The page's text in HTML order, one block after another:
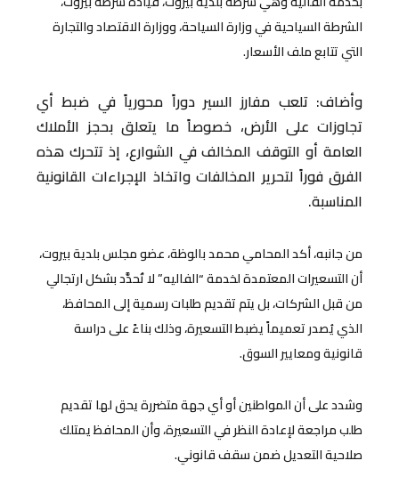
الشرطة السياحية في وزارة السياحة، ووزارة الاقتصاد والتجارة
التي تتابع ملف الأسعار.
وأضاف: تلعب مفارز السير دوراً محورياً في ضبط أي
تجاوزات على الأرض، خصوصاً ما يتعلق بحجز الأملاك
العامة أو التوقف المخالف في الشوارع، إذ تتحرك هذه
الفرق فوراً لتحرير المخالفات واتخاذ الإجراءات القانونية
المناسبة.
من جانبه، أكد المحامي محمد بالوظة، عضو مجلس بلدية بيروت،
أن التسعيرات المعتمدة لخدمة “الفاليه” لا تُحدَّد بشكل ارتجالي
من قبل الشركات، بل يتم تقديم طلبات رسمية إلى المحافظ،
الذي يُصدر تعميماً يضبط التسعيرة، وذلك بناءً على دراسة
قانونية ومعايير السوق.
وشدد على أن المواطنين أو أي جهة متضررة يحق لها تقديم
طلب مراجعة لإعادة النظر في التسعيرة، وأن المحافظ يمتلك
صلاحية التعديل ضمن سقف قانوني.